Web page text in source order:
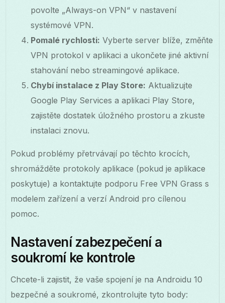
povolte „Always-on VPN“ v nastavení
systémové VPN.
Pomalé rychlosti: Vyberte server blíže, změňte
VPN protokol v aplikaci a ukončete jiné aktivní
stahování nebo streamingové aplikace.
Chybí instalace z Play Store: Aktualizujte
Google Play Services a aplikaci Play Store,
zajistěte dostatek úložného prostoru a zkuste
instalaci znovu.
Pokud problémy přetrvávají po těchto krocích,
shromážděte protokoly aplikace (pokud je aplikace
poskytuje) a kontaktujte podporu Free VPN Grass s
modelem zařízení a verzí Android pro cílenou
pomoc.
Nastavení zabezpečení a
soukromí ke kontrole
Chcete-li zajistit, že vaše spojení je na Androidu 10
bezpečné a soukromé, zkontrolujte tyto body: